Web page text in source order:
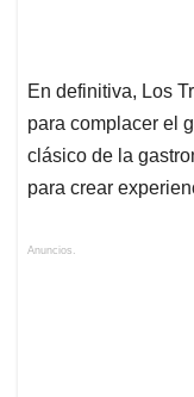
En definitiva, Los
para complacer el
clásico de la
para crear
Anuncios.